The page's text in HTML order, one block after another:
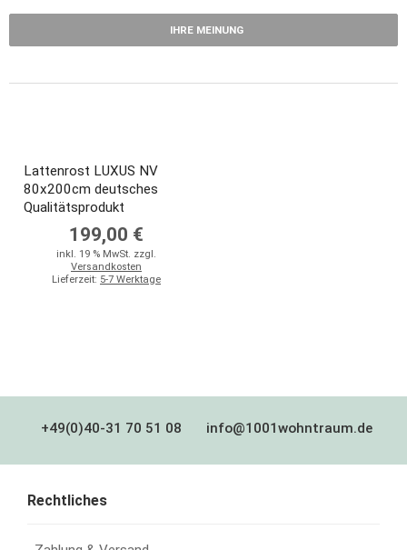
IHRE MEINUNG
Lattenrost LUXUS NV
80x200cm deutsches
Qualitätsprodukt
199,00 €
inkl. 19 % MwSt. zzgl.
Versandkosten
Lieferzeit: 5-7 Werktage
+49(0)40-31 70 51 08 info@1001wohntraum.de
Rechtliches